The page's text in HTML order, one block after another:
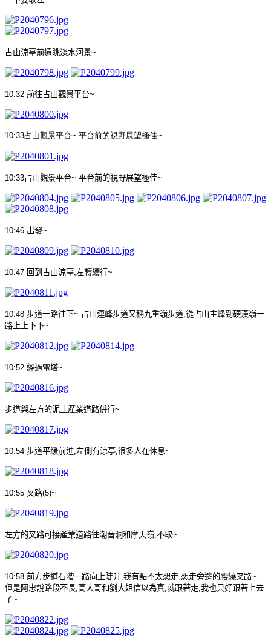
占山涼亭前遠眺淡水河景~
10:32 前往占山觀景平台~
10:33占山觀景平台~ 平台前的視野展望極佳~
10:33占山觀景平台~ 平台前的視野展望極佳~
10:46 出發~
10:47 回到占山涼亭 左轉續行~
10:48 步道一路往下~ 占山連峰步道又稱九重嶺步道 從占山主峰到硬漢嶺一
路上上下下~
10:52 經過電塔~
步道與左方的泥土產業道路併行~
10:54 步道平緩前進 左側有涼亭 很多人在休息~
10:55 叉路(5)~
左方的叉路可接產業道路往潮音洞和摩天嶺 不取~
10:58 前方步道石階一路向上陡升 我有點不太想走 想走旁邊的腰繞叉路~
但是阿忠說路段不長 高大哥和劉大姐信以為真 就跟著走 我也只好跟著上去
了~